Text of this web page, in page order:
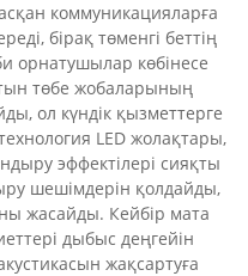
коммуникацияларға
бірақ төменгі беттің
орнатушылар көбінесе
төбе жобаларының
ол күндік қызметтерге
LED жолақтары,
эффектілері сияқты
шешімдерін қолдайды,
жасайды. Кейбір мата
дыбыс деңгейін
жақсартуға